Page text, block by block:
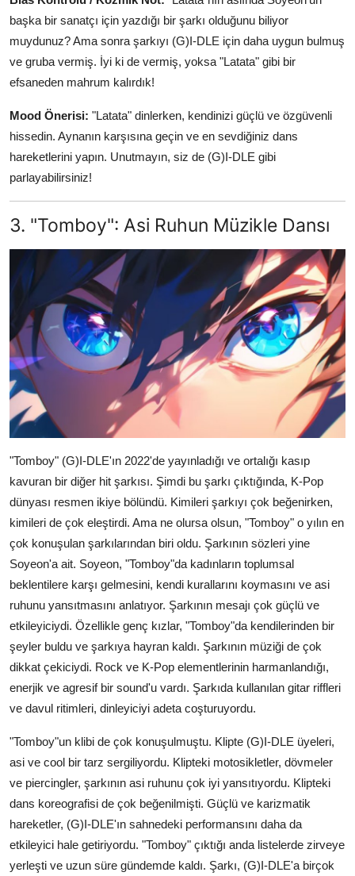
başka bir sanatçı için yazdığı bir şarkı olduğunu biliyor
muydunuz? Ama sonra şarkıyı (G)I-DLE için daha uygun bulmuş
ve gruba vermiş. İyi ki de vermiş, yoksa "Latata" gibi bir
efsaneden mahrum kalırdık!
Mood Önerisi: "Latata" dinlerken, kendinizi güçlü ve özgüvenli
hissedin. Aynanın karşısına geçin ve en sevdiğiniz dans
hareketlerini yapın. Unutmayın, siz de (G)I-DLE gibi
parlayabilirsiniz!
3. "Tomboy": Asi Ruhun Müzikle Dansı
"Tomboy" (G)I-DLE'ın 2022'de yayınladığı ve ortalığı kasıp
kavuran bir diğer hit şarkısı. Şimdi bu şarkı çıktığında, K-Pop
dünyası resmen ikiye bölündü. Kimileri şarkıyı çok beğenirken,
kimileri de çok eleştirdi. Ama ne olursa olsun, "Tomboy" o yılın en
çok konuşulan şarkılarından biri oldu. Şarkının sözleri yine
Soyeon'a ait. Soyeon, "Tomboy"da kadınların toplumsal
beklentilere karşı gelmesini, kendi kurallarını koymasını ve asi
ruhunu yansıtmasını anlatıyor. Şarkının mesajı çok güçlü ve
etkileyiciydi. Özellikle genç kızlar, "Tomboy"da kendilerinden bir
şeyler buldu ve şarkıya hayran kaldı. Şarkının müziği de çok
dikkat çekiciydi. Rock ve K-Pop elementlerinin harmanlandığı,
enerjik ve agresif bir sound'u vardı. Şarkıda kullanılan gitar riffleri
ve davul ritimleri, dinleyiciyi adeta coşturuyordu.
"Tomboy"un klibi de çok konuşulmuştu. Klipte (G)I-DLE üyeleri,
asi ve cool bir tarz sergiliyordu. Klipteki motosikletler, dövmeler
ve piercingler, şarkının asi ruhunu çok iyi yansıtıyordu. Klipteki
dans koreografisi de çok beğenilmişti. Güçlü ve karizmatik
hareketler, (G)I-DLE'ın sahnedeki performansını daha da
etkileyici hale getiriyordu. "Tomboy" çıktığı anda listelerde zirveye
yerleşti ve uzun süre gündemde kaldı. Şarkı, (G)I-DLE'a birçok